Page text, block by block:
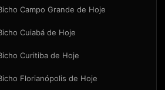
Campo Grande de Hoje
Cuiabá de Hoje
Curitiba de Hoje
Florianópolis de Hoje